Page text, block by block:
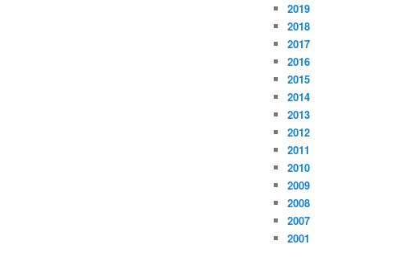
2019
2018
2017
2016
2015
2014
2013
2012
2011
2010
2009
2008
2007
2001